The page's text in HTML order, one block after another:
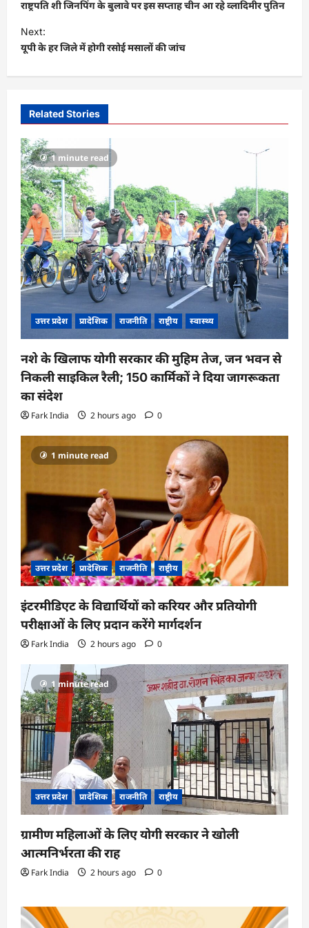
s
t
v
g
a
t
i
o
n
राष्ट्रपति शी जिनपिंग के बुलावे पर इस सप्‍ताह चीन आ रहे व्लादिमीर पुतिन
Next:
यूपी के हर जिले में होगी रसोई मसालों की जांच
Related Stories
1 minute read
उत्तर प्रदेश प्रादेशिक राजनीति राष्ट्रीय स्वास्थ्य
नशे के खिलाफ योगी सरकार की मुहिम तेज, जन भवन से
निकली साइकिल रैली; 150 कार्मिकों ने दिया जागरूकता
का संदेश
Fark India 2 hours ago 0
1 minute read
उत्तर प्रदेश प्रादेशिक राजनीति राष्ट्रीय
इंटरमीडिएट के विद्यार्थियों को करियर और प्रतियोगी
परीक्षाओं के लिए प्रदान करेंगे मार्गदर्शन
Fark India 2 hours ago 0
1 minute read
उत्तर प्रदेश प्रादेशिक राजनीति राष्ट्रीय
ग्रामीण महिलाओं के लिए योगी सरकार ने खोली
आत्मनिर्भरता की राह
Fark India 2 hours ago 0